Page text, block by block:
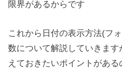
限界があるからです
これから日付の表示方法(フ
数について解説していきま
えておきたいポイントがあ